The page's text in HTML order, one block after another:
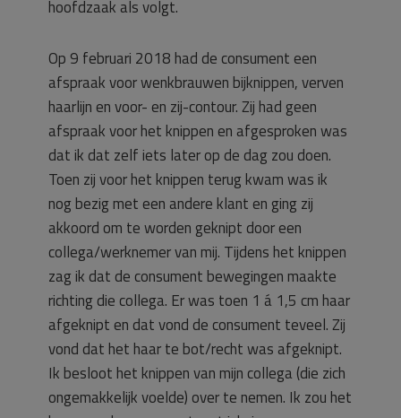
hoofdzaak als volgt.
Op 9 februari 2018 had de consument een
afspraak voor wenkbrauwen bijknippen, verven
haarlijn en voor- en zij-contour. Zij had geen
afspraak voor het knippen en afgesproken was
dat ik dat zelf iets later op de dag zou doen.
Toen zij voor het knippen terug kwam was ik
nog bezig met een andere klant en ging zij
akkoord om te worden geknipt door een
collega/werknemer van mij. Tijdens het knippen
zag ik dat de consument bewegingen maakte
richting die collega. Er was toen 1 á 1,5 cm haar
afgeknipt en dat vond de consument teveel. Zij
vond dat het haar te bot/recht was afgeknipt.
Ik besloot het knippen van mijn collega (die zich
ongemakkelijk voelde) over te nemen. Ik zou het